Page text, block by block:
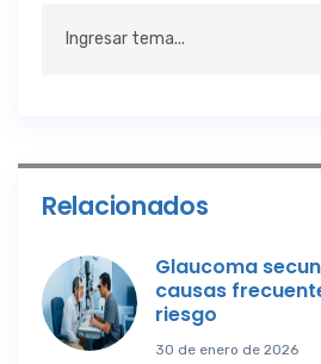
Relacionados
Glaucoma
causas
riesgo
30 de enero de 2026